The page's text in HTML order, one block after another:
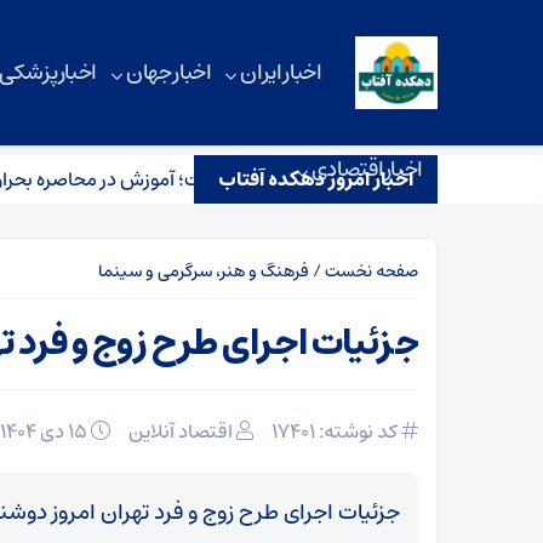
اخبار ایران اخبار جهان اخبار
اخبار اقتصادی
اخبار امروز دهکده آفتاب
یک نسل که کمتر به مدرسه رفت؛ آموزش در محاصره بحران‌ها
صفحه نخست/ فرهنگ و هنر، سرگرمی و سینما
جزئیات اجرای طرح زوج و فرد تهران
کد نوشته: 17401 اقتصاد آنلاین
جزئیات اجرای طرح زوج و فرد تهران امروز دوشنبه ۱۵ دی ۱۴۰۴ در این خبر